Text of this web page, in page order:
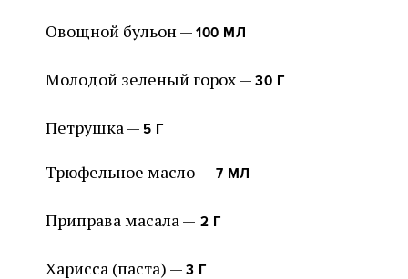
Овощной бульон — 100 МЛ
Молодой зеленый горох — 30 Г
Петрушка — 5 Г
Трюфельное масло — 7 МЛ
Приправа масала — 2 Г
Харисса (паста) — 3 Г